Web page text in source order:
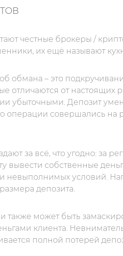
честные брокеры /
их ещё называют
обмана – это
отличаются от
убыточными. Депозит
операции совершались на
за всё, что угодно: за
вывести собственные
невыполнимых условий.
депозита.
также может быть
клиента.
полной потерей